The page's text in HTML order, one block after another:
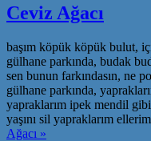
Ceviz Ağacı
başım köpük köpük bulut,
gülhane parkında, budak
sen bunun farkındasın, ne
gülhane parkında,
yapraklarım ipek mendil
yaşını sil yapraklarım
Ağacı »